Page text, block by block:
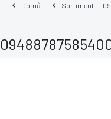
Domů Sortiment